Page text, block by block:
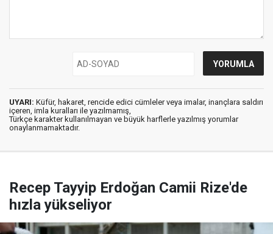
UYARI: Küfür, hakaret, rencide edici cümleler veya imalar, inançlara saldırı
içeren, imla kuralları ile yazılmamış,
Türkçe karakter kullanılmayan ve büyük harflerle yazılmış yorumlar
onaylanmamaktadır.
Recep Tayyip Erdoğan Camii Rize'de
hızla yükseliyor